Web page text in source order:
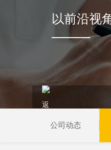
以前沿视
公司动态